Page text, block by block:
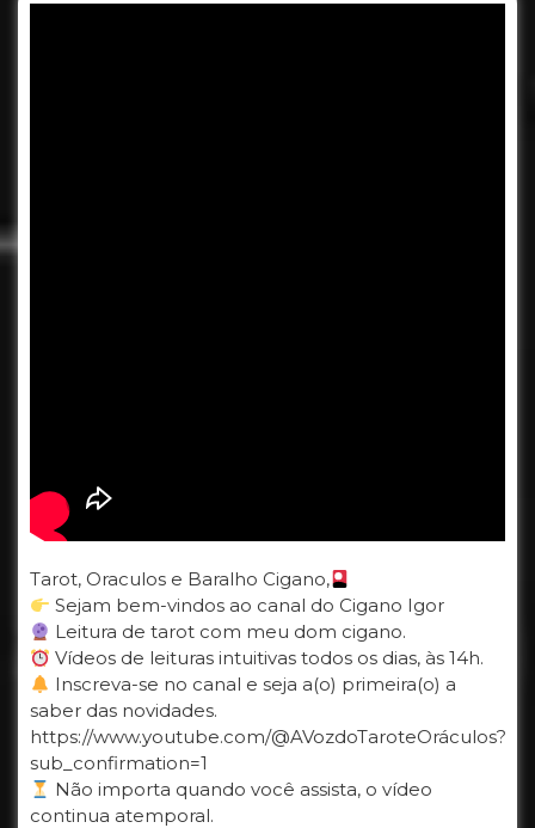
Tarot, Oraculos e Baralho Cigano,
Sejam bem-vindos ao canal do Cigano Igor
Leitura de tarot com meu dom cigano.
Vídeos de leituras intuitivas todos os dias, às 14h.
Inscreva-se no canal e seja a(o) primeira(o) a
saber das novidades.
https://www.youtube.com/@AVozdoTaroteOráculos?
sub_confirmation=1
Não importa quando você assista, o vídeo
continua atemporal.